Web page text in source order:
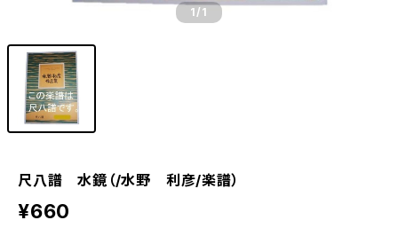
1/1
尺八譜 水鏡（/水野 利彦/楽譜）
¥660